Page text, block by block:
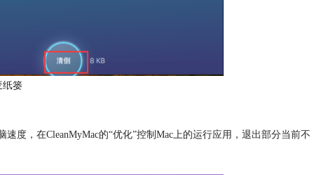
纸篓
，在CleanMyMac的“优化”控制Mac上的运行应用，退出部分当前不